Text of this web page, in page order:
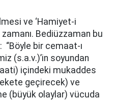
ve ‘Hamiyet-i
Bediüzzaman bu
“Böyle bir cemaat-ı
(s.a.v.)’in soyundan
içindeki mukaddes
geçirecek) ve
(büyük olaylar) vücuda